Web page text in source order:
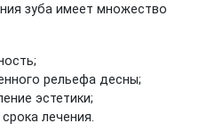
зуба имеет множество
рельефа десны;
эстетики;
лечения.